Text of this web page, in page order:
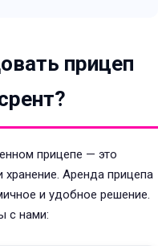
прицеп
прицепе — это
хранение. Аренда прицепа
и удобное решение.
с нами: